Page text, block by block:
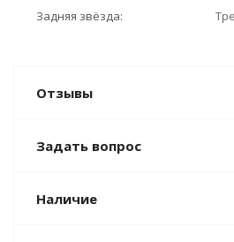
Задняя звёзда:
Отзывы
Задать вопрос
Наличие